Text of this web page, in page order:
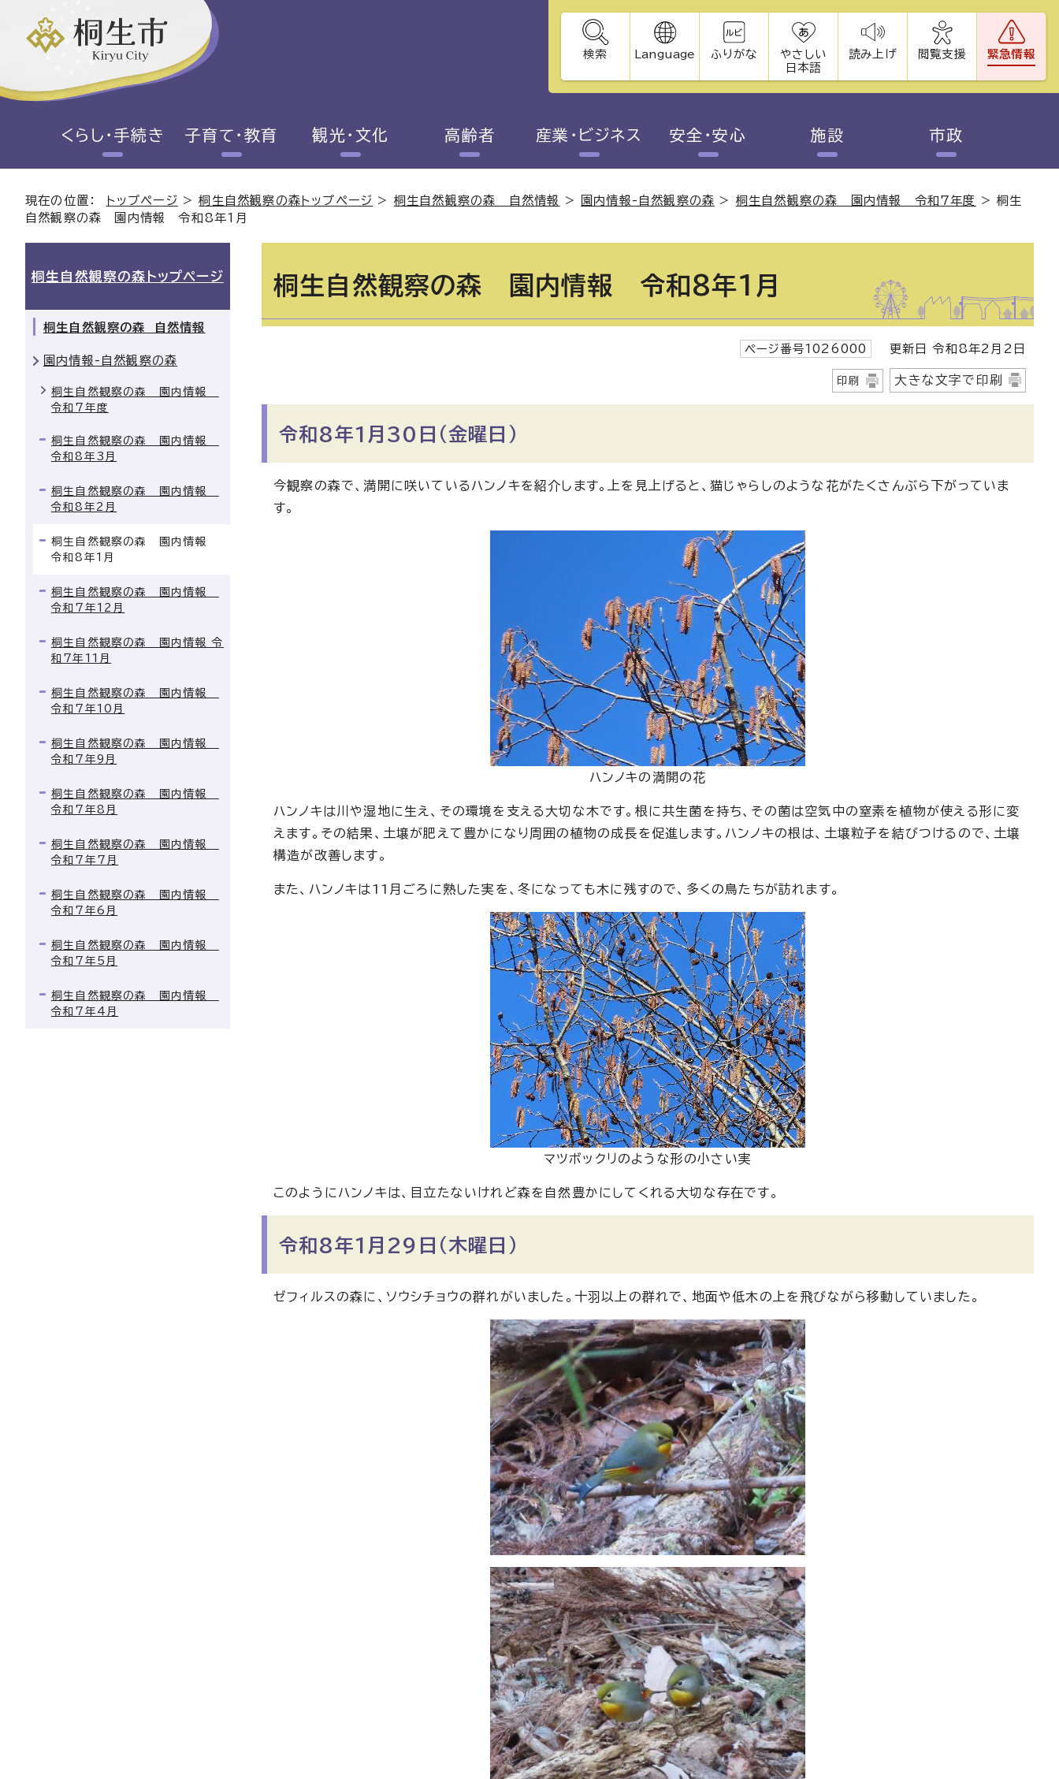
検索 Language ふりがな
やさしい
日本語
読み上げ 閲覧支援 緊急情報
くらし・手続き 子育て・教育 観光・文化 高齢者 産業・ビジネス 安全・安心 施設 市政
現在の位置： トップページ >桐生自然観察の森トップページ > 桐生自然観察の森 自然情報 > 園内情報-自然観察の森 > 桐生自然観察の森 園内情報 令和7年度 >桐生
自然観察の森 園内情報 令和8年1月
桐生自然観察の森 園内情報 令和8年1月
ページ番号1026000 更新日 令和8年2月2日
印刷 大きな文字で印刷
令和8年1月30日（金曜日）
今観察の森で、満開に咲いているハンノキを紹介します。上を見上げると、猫じゃらしのような花がたくさんぶら下がっていま
す。
ハンノキの満開の花
ハンノキは川や湿地に生え、その環境を支える大切な木です。根に共生菌を持ち、その菌は空気中の窒素を植物が使える形に変
えます。その結果、土壌が肥えて豊かになり周囲の植物の成長を促進します。ハンノキの根は、土壌粒子を結びつけるので、土壌
構造が改善します。
また、ハンノキは11月ごろに熟した実を、冬になっても木に残すので、多くの鳥たちが訪れます。
マツボックリのような形の小さい実
このようにハンノキは、目立たないけれど森を自然豊かにしてくれる大切な存在です。
令和8年1月29日（木曜日）
ゼフィルスの森に、ソウシチョウの群れがいました。十羽以上の群れで、地面や低木の上を飛びながら移動していました。
桐生自然観察の森トップページ
桐生自然観察の森 自然情報
園内情報-自然観察の森
桐生自然観察の森 園内情報
令和7年度
桐生自然観察の森 園内情報
令和8年3月
桐生自然観察の森 園内情報
令和8年2月
桐生自然観察の森 園内情報
令和8年1月
桐生自然観察の森 園内情報
令和7年12月
桐生自然観察の森 園内情報 令
和7年11月
桐生自然観察の森 園内情報
令和7年10月
桐生自然観察の森 園内情報
令和7年9月
桐生自然観察の森 園内情報
令和7年8月
桐生自然観察の森 園内情報
令和7年7月
桐生自然観察の森 園内情報
令和7年6月
桐生自然観察の森 園内情報
令和7年5月
桐生自然観察の森 園内情報
令和7年4月